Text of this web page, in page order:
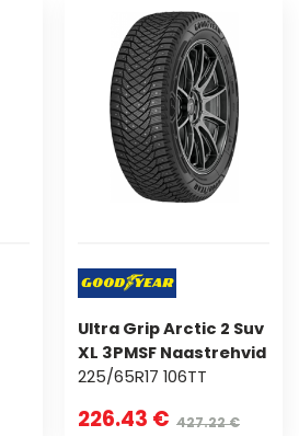
Ultra Grip Arctic 2 Suv
XL 3PMSF Naastrehvid
225/65R17 106TT
226.43 € 427.22 €